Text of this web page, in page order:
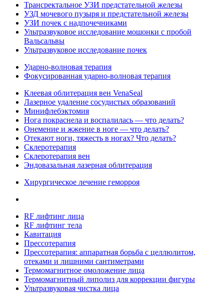
Трансректальное УЗИ предстательной железы
УЗД мочевого пузыря и предстательной железы
УЗИ почек с надпочечниками
Ультразвуковое исследование мошонки с пробой
Вальсальвы
Ультразвуковое исследование почек
Ударно-волновая терапия
Фокусированная ударно-волновая терапия
Клеевая облитерация вен VenaSeal
Лазерное удаление сосудистых образований
Минифлебэктомия
Нога покраснела и воспалилась — что делать?
Онемение и жжение в ноге — что делать?
Отекают ноги, тяжесть в ногах? Что делать?
Склеротерапия
Склеротерапия вен
Эндовазальная лазерная облитерация
Хирургическое лечение геморроя
RF лифтинг лица
RF лифтинг тела
Кавитация
Прессотерапия
Прессотерапия: аппаратная борьба с целлюлитом,
отеками и лишними сантиметрами
Термомагнитное омоложение лица
Термомагнитный липолиз для коррекции фигуры
Ультразвуковая чистка лица